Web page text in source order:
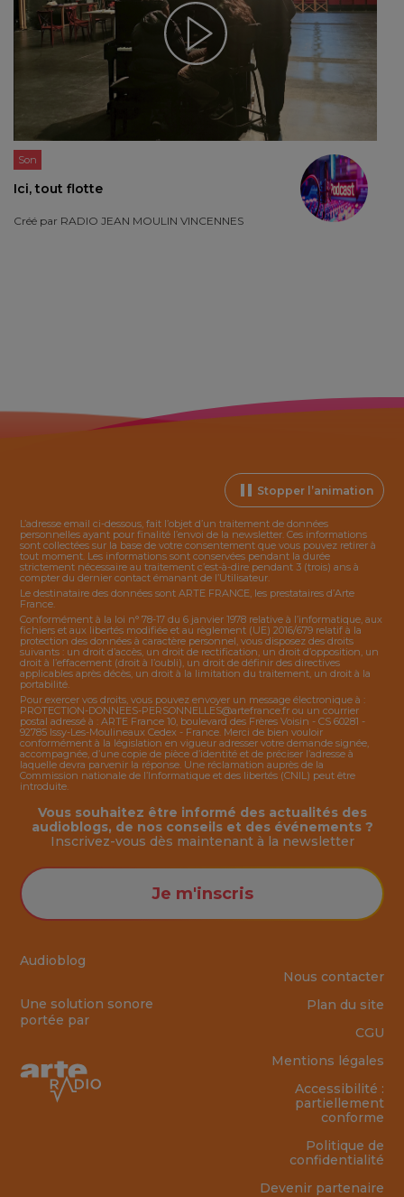
Son
Ici, tout flotte
Créé par RADIO JEAN MOULIN VINCENNES
Stopper l’animation
L’adresse email ci-dessous, fait l’objet d’un traitement de données
personnelles ayant pour finalité l’envoi de la newsletter. Ces informations
sont collectées sur la base de votre consentement que vous pouvez retirer à
tout moment. Les informations sont conservées pendant la durée
strictement nécessaire au traitement c’est-à-dire pendant 3 (trois) ans à
compter du dernier contact émanant de l’Utilisateur.
Le destinataire des données sont ARTE FRANCE, les prestataires d’Arte
France.
Conformément à la loi n° 78-17 du 6 janvier 1978 relative à l’informatique, aux
fichiers et aux libertés modifiée et au règlement (UE) 2016/679 relatif à la
protection des données à caractère personnel, vous disposez des droits
suivants : un droit d’accès, un droit de rectification, un droit d’opposition, un
droit à l’effacement (droit à l’oubli), un droit de définir des directives
applicables après décès, un droit à la limitation du traitement, un droit à la
portabilité.
Pour exercer vos droits, vous pouvez envoyer un message électronique à :
PROTECTION-DONNEES-PERSONNELLES@artefrance.fr ou un courrier
postal adressé à : ARTE France 10, boulevard des Frères Voisin - CS 60281 -
92785 Issy-Les-Moulineaux Cedex - France. Merci de bien vouloir
conformément à la législation en vigueur adresser votre demande signée,
accompagnée, d’une copie de pièce d’identité et de préciser l’adresse à
laquelle devra parvenir la réponse. Une réclamation auprès de la
Commission nationale de l’Informatique et des libertés (CNIL) peut être
introduite.
Audioblog
Une solution sonore
portée par
Vous souhaitez être informé des actualités des
audioblogs, de nos conseils et des événements ?
Inscrivez-vous dès maintenant à la newsletter
Je m'inscris
Nous contacter
Plan du site
CGU
Mentions légales
Accessibilité :
partiellement
conforme
Politique de
confidentialité
Devenir partenaire